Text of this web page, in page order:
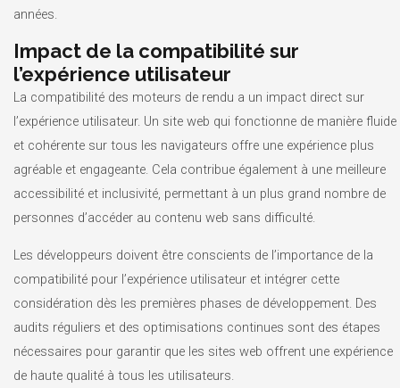
années.
Impact de la compatibilité sur
l’expérience utilisateur
La compatibilité des moteurs de rendu a un impact direct sur
l’expérience utilisateur. Un site web qui fonctionne de manière fluide
et cohérente sur tous les navigateurs offre une expérience plus
agréable et engageante. Cela contribue également à une meilleure
accessibilité et inclusivité, permettant à un plus grand nombre de
personnes d’accéder au contenu web sans difficulté.
Les développeurs doivent être conscients de l’importance de la
compatibilité pour l’expérience utilisateur et intégrer cette
considération dès les premières phases de développement. Des
audits réguliers et des optimisations continues sont des étapes
nécessaires pour garantir que les sites web offrent une expérience
de haute qualité à tous les utilisateurs.